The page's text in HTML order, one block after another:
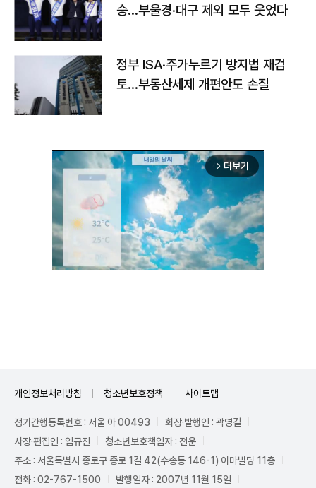
승…부울경·대구 제외 모두 웃었다
정부 ISA·주가누르기 방지법 재검
토…부동산세제 개편안도 손질
arrow_forward_ios 더보기
개인정보처리방침 청소년보호정책 사이트맵
정기간행등록번호 : 서울 아 00493
회장·발행인 : 곽영길
사장·편집인 : 임규진
청소년보호책임자 : 전운
주소 : 서울특별시 종로구 종로 1길 42(수송동 146-1) 이마빌딩 11층
전화 : 02-767-1500
발행일자 : 2007년 11월 15일